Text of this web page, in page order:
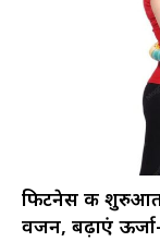
फिटनेस की शुरुआत
वजन, बढ़ाएं